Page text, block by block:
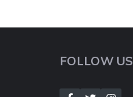
FOLLOW US